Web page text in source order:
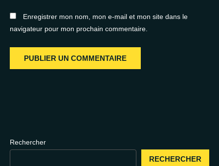
Enregistrer mon nom, mon e-mail et mon site dans le
navigateur pour mon prochain commentaire.
Rechercher
RECHERCHER